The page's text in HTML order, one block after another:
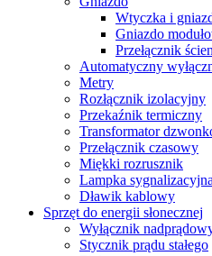
Wtyczka i
Gniazdo
Przełącznik
Automatyczny
Metry
Rozłącznik izolacyjny
Przekaźnik termiczny
Transformator
Przełącznik czasowy
Miękki rozrusznik
Lampka
Dławik kablowy
Sprzęt do energii słonecznej
Wyłącznik
Stycznik prądu stałego